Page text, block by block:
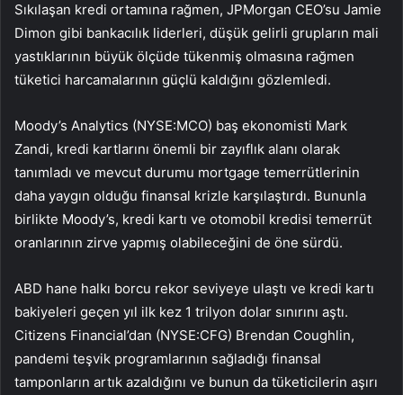
Sıkılaşan kredi ortamına rağmen, JPMorgan CEO’su Jamie
Dimon gibi bankacılık liderleri, düşük gelirli grupların mali
yastıklarının büyük ölçüde tükenmiş olmasına rağmen
tüketici harcamalarının güçlü kaldığını gözlemledi.
Moody’s Analytics (NYSE:MCO) baş ekonomisti Mark
Zandi, kredi kartlarını önemli bir zayıflık alanı olarak
tanımladı ve mevcut durumu mortgage temerrütlerinin
daha yaygın olduğu finansal krizle karşılaştırdı. Bununla
birlikte Moody’s, kredi kartı ve otomobil kredisi temerrüt
oranlarının zirve yapmış olabileceğini de öne sürdü.
ABD hane halkı borcu rekor seviyeye ulaştı ve kredi kartı
bakiyeleri geçen yıl ilk kez 1 trilyon dolar sınırını aştı.
Citizens Financial’dan (NYSE:CFG) Brendan Coughlin,
pandemi teşvik programlarının sağladığı finansal
tamponların artık azaldığını ve bunun da tüketicilerin aşırı